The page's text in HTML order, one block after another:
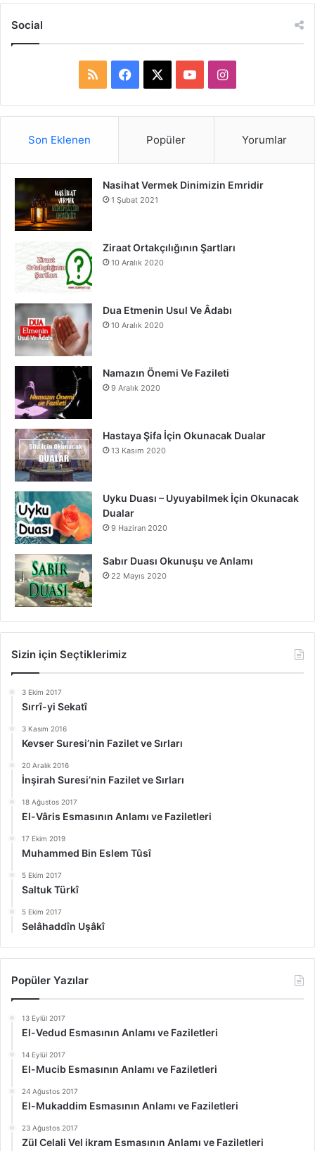
Social
S
a
b
o
o
u
e
I
n
a
r
Son Eklenen Popüler Yorumlar
Nasihat Vermek Dinimizin Emridir
1 Şubat 2021
Ziraat Ortakçılığının Şartları
10 Aralık 2020
Dua Etmenin Usul Ve Âdabı
10 Aralık 2020
Namazın Önemi Ve Fazileti
9 Aralık 2020
Hastaya Şifa İçin Okunacak Dualar
13 Kasım 2020
Uyku Duası – Uyuyabilmek İçin Okunacak
Dualar
9 Haziran 2020
Sabır Duası Okunuşu ve Anlamı
22 Mayıs 2020
Sizin için Seçtiklerimiz
3 Ekim 2017
Sırrî-yi Sekatî
3 Kasım 2016
Kevser Suresi’nin Fazilet ve Sırları
20 Aralık 2016
İnşirah Suresi’nin Fazilet ve Sırları
18 Ağustos 2017
El-Vâris Esmasının Anlamı ve Faziletleri
17 Ekim 2019
Muhammed Bin Eslem Tûsî
5 Ekim 2017
Saltuk Türkî
5 Ekim 2017
Selâhaddîn Uşâkî
Popüler Yazılar
13 Eylül 2017
El-Vedud Esmasının Anlamı ve Faziletleri
14 Eylül 2017
El-Mucib Esmasının Anlamı ve Faziletleri
24 Ağustos 2017
El-Mukaddim Esmasının Anlamı ve Faziletleri
23 Ağustos 2017
Zül Celali Vel ikram Esmasının Anlamı ve Faziletleri